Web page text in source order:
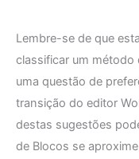
Lembre-se de que
classificar um método
uma questão de
transição do editor
destas sugestões
de Blocos se